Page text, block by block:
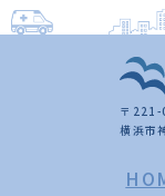
〒221-
横浜市